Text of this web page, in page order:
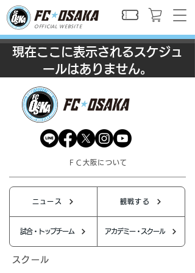
OFFICIAL WEBSITE
現在ここに表示されるスケジュ
ールはありません。
ＦＣ大阪について
ニュース 観戦する
試合・トップチーム アカデミー・スクール
スクール